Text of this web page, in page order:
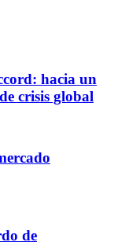
hacia un
crisis global
de